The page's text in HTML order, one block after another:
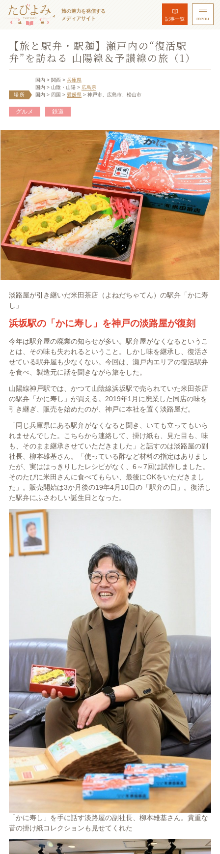
旅の魅力を発信する
メディアサイト
記事一覧 menu
【旅と駅弁・駅麺】瀬戸内の“復活駅
弁”を訪ねる 山陽線＆予讃線の旅（1）
場所
国内 > 関西 > 兵庫県
国内 > 山陰・山陽 > 広島県
国内 > 四国 > 愛媛県 > 神戸市、広島市、松山市
グルメ 鉄道
淡路屋が引き継いだ米田茶店（よねだちゃてん）の駅弁「かに寿
し」
浜坂駅の「かに寿し」を神戸の淡路屋が復刻
今年は駅弁屋の廃業の知らせが多い。駅弁屋がなくなるというこ
とは、その味も失われるということ。しかし味を継承し、復活さ
せている駅弁屋も少なくない。今回は、瀬戸内エリアの復活駅弁
を食べ、製造元に話を聞きながら旅をした。
山陽線神戸駅では、かつて山陰線浜坂駅で売られていた米田茶店
の駅弁「かに寿し」が買える。2019年1月に廃業した同店の味を
引き継ぎ、販売を始めたのが、神戸に本社を置く淡路屋だ。
「同じ兵庫県にある駅弁がなくなると聞き、いても立ってもいら
れませんでした。こちらから連絡して、掛け紙も、見た目も、味
も、そのまま継承させていただきました」と話すのは淡路屋の副
社長、柳本雄基さん。「使っている酢など材料の指定はありまし
たが、実ははっきりしたレシピがなく、6～7回は試作しました。
そのたびに米田さんに食べてもらい、最後にOKをいただきまし
た」。販売開始は3か月後の19年4月10日の「駅弁の日」。復活し
た駅弁にふさわしい誕生日となった。
「かに寿し」を手に話す淡路屋の副社長、柳本雄基さん。貴重な
昔の掛け紙コレクションも見せてくれた